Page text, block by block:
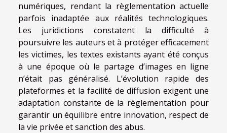
numériques, rendant la règlementation actuelle
parfois inadaptée aux réalités technologiques.
Les juridictions constatent la difficulté à
poursuivre les auteurs et à protéger efficacement
les victimes, les textes existants ayant été conçus
à une époque où le partage d’images en ligne
n’était pas généralisé. L’évolution rapide des
plateformes et la facilité de diffusion exigent une
adaptation constante de la règlementation pour
garantir un équilibre entre innovation, respect de
la vie privée et sanction des abus.